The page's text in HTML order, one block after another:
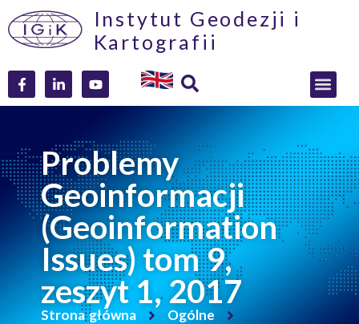
Instytut Geodezji i
Kartografii
Problemy
Geoinformacji
(Geoinformation
Issues) tom 9,
zeszyt 1, 2017
Strona główna Ogólne